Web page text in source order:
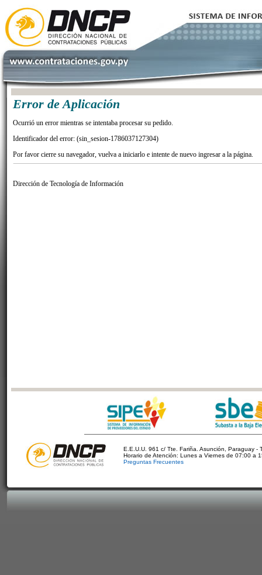
Error de Aplicación
Ocurrió un error mientras se intentaba procesar su pedido.
Identificador del error: (sin_sesion-1786037127304)
Por favor cierre su navegador, vuelva a iniciarlo e intente de nuevo ingresar a la página.
Dirección de Tecnología de Información
E.E.U.U. 961 c/ Tte. Fariña. Asunción, Paraguay -
Horario de Atención: Lunes a Viernes de 07:00 a
Preguntas Frecuentes